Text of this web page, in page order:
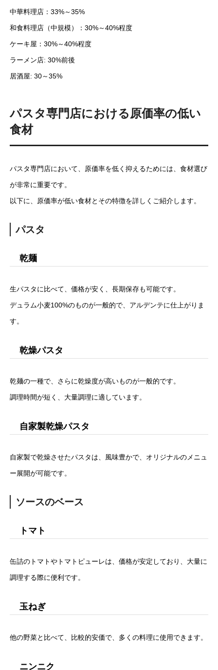
中華料理店：33%～35%
和食料理店（中規模）：30%～40%程度
ケーキ屋：30%～40%程度
ラーメン店: 30%前後
居酒屋: 30～35%
パスタ専門店における原価率の低い
食材
パスタ専門店において、原価率を低く抑えるためには、食材選び
が非常に重要です。
以下に、原価率が低い食材とその特徴を詳しくご紹介します。
パスタ
乾麺
生パスタに比べて、価格が安く、長期保存も可能です。
デュラム小麦100%のものが一般的で、アルデンテに仕上がりま
す。
乾燥パスタ
乾麺の一種で、さらに乾燥度が高いものが一般的です。
調理時間が短く、大量調理に適しています。
自家製乾燥パスタ
自家製で乾燥させたパスタは、風味豊かで、オリジナルのメニュ
ー展開が可能です。
ソースのベース
トマト
缶詰のトマトやトマトピューレは、価格が安定しており、大量に
調理する際に便利です。
玉ねぎ
他の野菜と比べて、比較的安価で、多くの料理に使用できます。
ニンニク